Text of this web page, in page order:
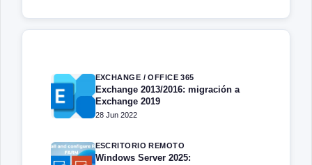
EXCHANGE / OFFICE 365
Exchange 2013/2016: migración a
Exchange 2019
28 Jun 2022
ESCRITORIO REMOTO
Windows Server 2025: